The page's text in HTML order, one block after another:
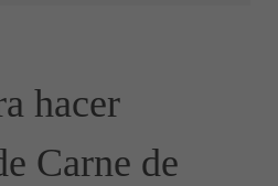
hacer
Carne de